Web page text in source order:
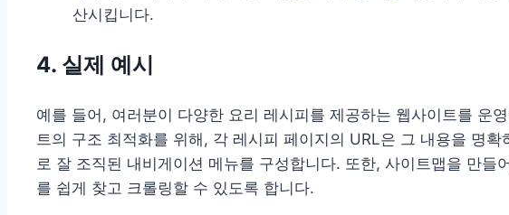
산시킵니다.
4. 실제 예시
예를 들어, 여러분이 다양한 요리 레시피를 제공하는 웹사이트를 운
트의 구조 최적화를 위해, 각 레시피 페이지의 URL은 그 내용을 명
로 잘 조직된 내비게이션 메뉴를 구성합니다. 또한, 사이트맵을 만들
를 쉽게 찾고 크롤링할 수 있도록 합니다.